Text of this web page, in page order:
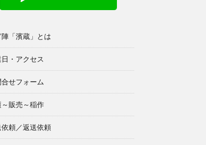
「濱蔵」とは
・アクセス
合せフォーム
～販売～稲作
依頼／返送依頼